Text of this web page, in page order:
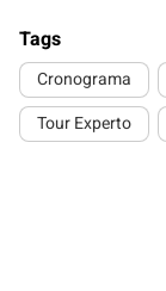
Tags
Cronograma
Tour Experto